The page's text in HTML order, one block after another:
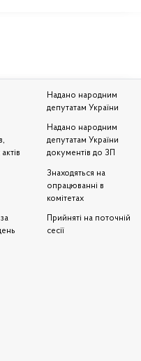
Надано народним
депутатам України
Надано народним
депутатам України
документів до ЗП
Знаходяться на
опрацюванні в
комітетах
Прийняті на поточній
сесії